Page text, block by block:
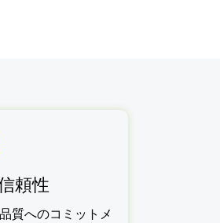
頼性
質へのコミットメ